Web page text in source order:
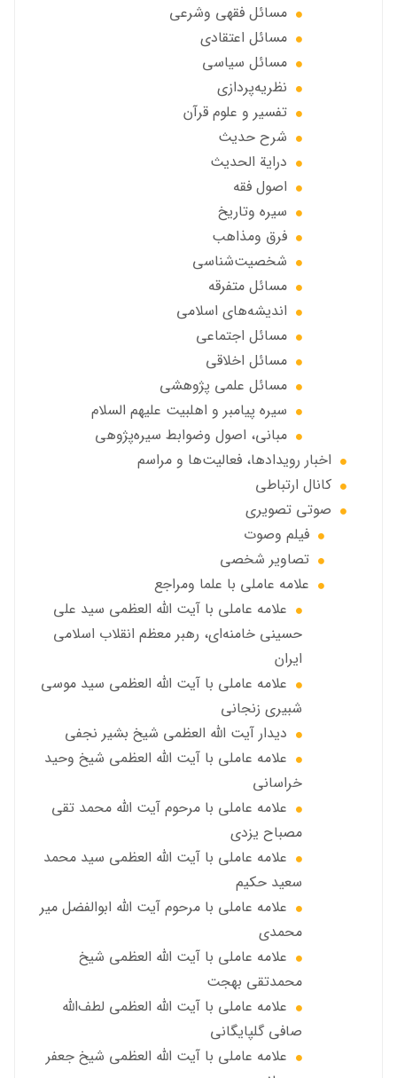
مسائل فقهي وشرعي
مسائل اعتقادی
مسائل سياسي
نظریه‌پردازی
تفسیر و علوم قرآن
شرح حديث
درایة الحديث
اصول فقه
سیره وتاریخ
فرق ومذاهب
شخصیت‌شناسی
مسائل متفرقه
انديشه‌هاي اسلامي
مسائل اجتماعي
مسائل اخلاقي
مسائل علمی پژوهشی
سيره پيامبر و اهلبيت علیهم السلام
مبانی، اصول وضوابط سيره‌پژوهی
اخبار رويدادها، فعاليت‌ها و مراسم
كانال ارتباطي
صوتي تصويري
فیلم وصوت
تصاویر شخصی
علامه عاملي با علما ومراجع
علامه عاملي با آیت الله العظمی سید علی
حسینی خامنه‌ای، رهبر معظم انقلاب اسلامی
ایران
علامه عاملي با آيت الله العظمى سید موسی
شبيري زنجاني
ديدار آيت الله العظمى شيخ بشير نجفي
علامه عاملی با آيت الله العظمى شيخ وحيد
خراساني
علامه عاملی با مرحوم آيت الله محمد تقي
مصباح يزدي
علامه عاملي با آیت الله العظمی سید محمد
سعید حکیم
علامه عاملي با مرحوم آیت الله ابوالفضل مير
محمدي
علامه عاملی با آيت الله العظمى شيخ
محمدتقی بهجت
علامه عاملي با آیت الله العظمی لطف‌الله
صافی گلپایگانی
علامه عاملی با آيت الله العظمى شيخ جعفر